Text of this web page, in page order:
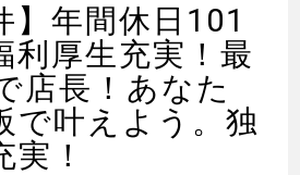
】年間休日101
利厚生充実！最
店長！あなた
で叶えよう。独
！